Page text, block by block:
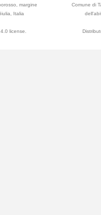
margine
Italia
license.
Comune di